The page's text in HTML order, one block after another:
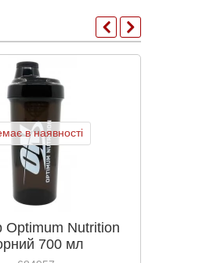
в наявності
Optimum Nutrition
700 мл